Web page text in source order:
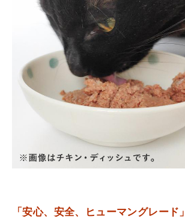
「安心、安全、ヒューマングレード